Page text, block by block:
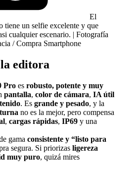
El
tiene un selfie excelente y que
cualquier escenario. | Fotografía
/ Compra Smartphone
editora
Pro es robusto, potente y muy
pantalla, color de cámara, IA útil
. Es grande y pesado, y la
no es la mejor, pero compensa
, cargas rápidas, IP69 y una
gama consistente y “listo para
segura. Si priorizas ligereza
muy puro, quizá mires